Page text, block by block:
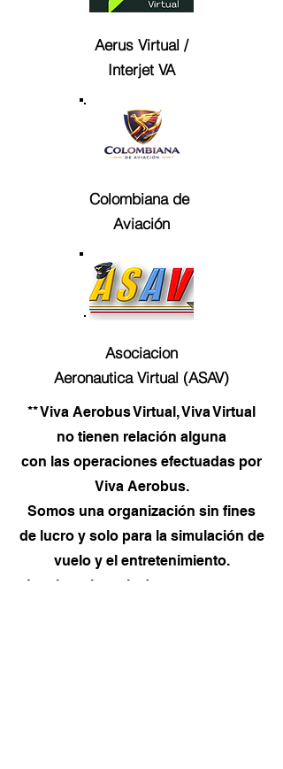
Aerus Virtual /
Interjet VA
Colombiana de
Aviación
Asociacion
Aeronautica Virtual (ASAV)
** Viva Aerobus Virtual, Viva Virtual
no tienen relación alguna
con las operaciones efectuadas por
Viva Aerobus.
Somos una organización sin fines
de lucro y solo para la simulación de
vuelo y el entretenimiento.
Los logotipos, imágenes, texturas,